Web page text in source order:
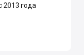
2013 года